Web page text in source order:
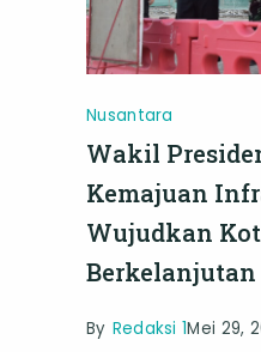
Nusantara
Wakil
Kemajuan
Wujudkan
Berkelanjutan
By Redaksi 1Mei 29,